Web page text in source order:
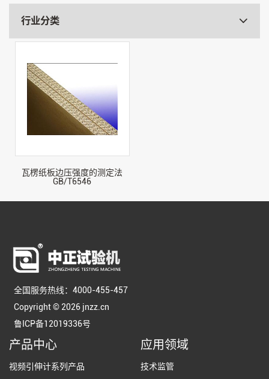
行业分类
瓦楞纸板边压强度的测定法
GB/T6546
全国服务热线：4000-455-457
Copyright © 2026 jnzz.cn
鲁ICP备12019336号
产品中心
视频引伸计系列产品
应用领域
技术监管